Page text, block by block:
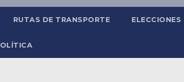
RUTAS DE TRANSPORTE